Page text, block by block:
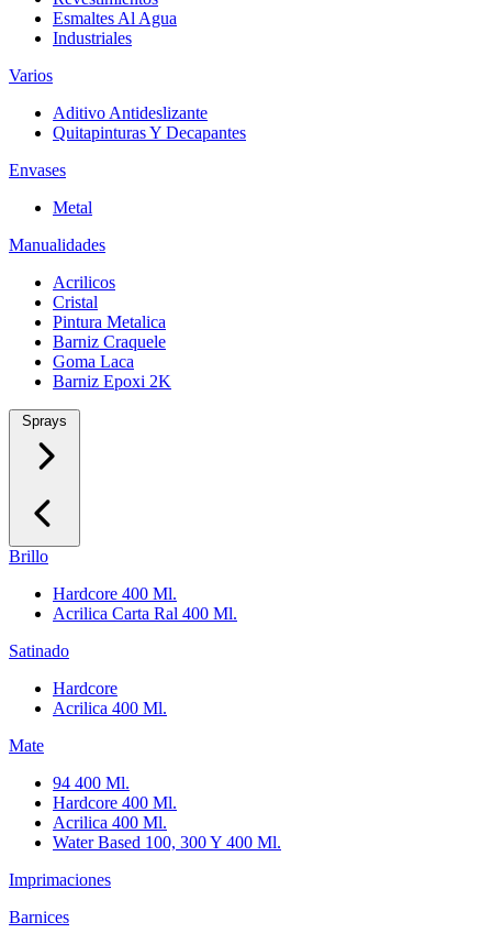
Esmaltes Al Agua
Industriales
Varios
Aditivo Antideslizante
Quitapinturas Y Decapantes
Envases
Metal
Manualidades
Acrilicos
Cristal
Pintura Metalica
Barniz Craquele
Goma Laca
Barniz Epoxi 2K
Sprays
Brillo
Hardcore 400 Ml.
Acrilica Carta Ral 400 Ml.
Satinado
Hardcore
Acrilica 400 Ml.
Mate
94 400 Ml.
Hardcore 400 Ml.
Acrilica 400 Ml.
Water Based 100, 300 Y 400 Ml.
Imprimaciones
Barnices